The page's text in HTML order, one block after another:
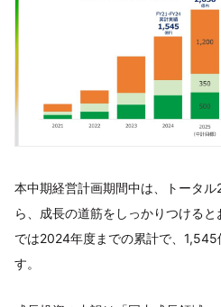
本中期経営計画期間中は、トータ
ら、成長の道筋をしっかりつける
では2024年度までの累計で、1,545
す。